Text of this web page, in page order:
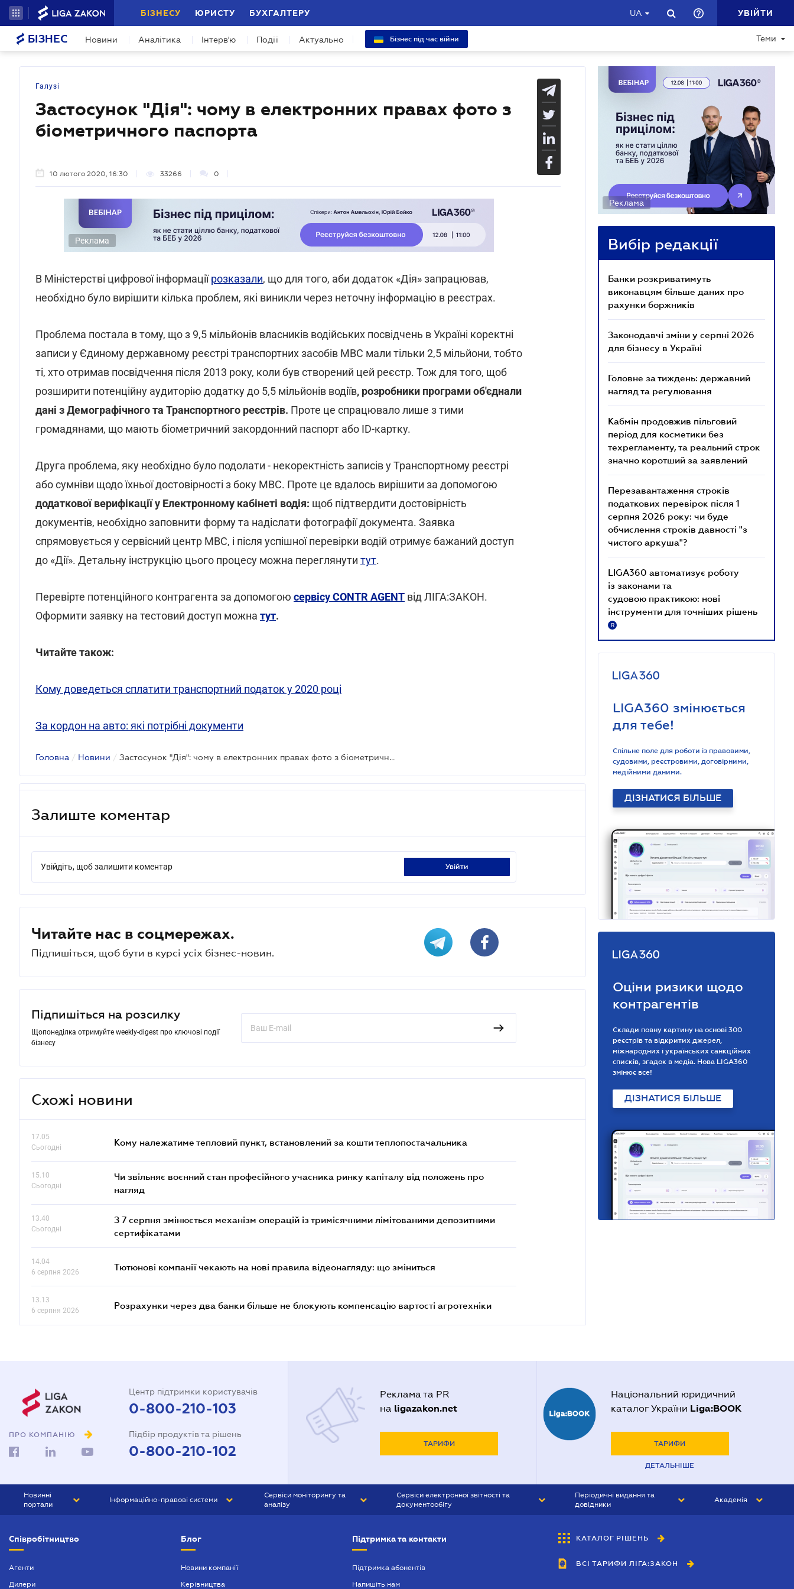
БІЗНЕСУ ЮРИСТУ БУХГАЛТЕРУ UA УВІЙТИ
БІЗНЕС Новини Аналітика Інтерв'ю Події Актуально Бізнес під час війни Теми
Галузі
Застосунок "Дія": чому в електронних правах фото з
біометричного паспорта
10 лютого 2020, 16:30 33266 0
Реклама
В Міністерстві цифрової інформаціїрозказали, що для того, аби додаток «Дія» запрацював,
необхідно було вирішити кілька проблем, які виникли через неточну інформацію в реєстрах.
Проблема постала в тому, що з 9,5 мільйонів власників водійських посвідчень в Україні коректні
записи у Єдиному державному реєстрі транспортних засобів МВС мали тільки 2,5 мільйони, тобто
ті, хто отримав посвідчення після 2013 року, коли був створений цей реєстр. Тож для того, щоб
розширити потенційну аудиторію додатку до 5,5 мільйонів водіїв, розробники програми об'єднали
дані з Демографічного та Транспортного реєстрів. Проте це спрацювало лише з тими
громадянами, що мають біометричний закордонний паспорт або ID-картку.
Друга проблема, яку необхідно було подолати - некоректність записів у Транспортному реєстрі
або сумніви щодо їхньої достовірності з боку МВС. Проте це вдалось вирішити за допомогою
додаткової верифікації у Електронному кабінеті водія: щоб підтвердити достовірність
документів, необхідно заповнити форму та надіслати фотографії документа. Заявка
спрямовується у сервісний центр МВС, і після успішної перевірки водій отримує бажаний доступ
до «Дії». Детальну інструкцію цього процесу можна переглянути тут.
Перевірте потенційного контрагента за допомогою сервісу CONTR AGENT від ЛІГА:ЗАКОН.
Оформити заявку на тестовий доступ можна тут.
Читайте також:
Кому доведеться сплатити транспортний податок у 2020 році
За кордон на авто: які потрібні документи
Головна / Новини / Застосунок "Дія": чому в електронних правах фото з біометричного паспорта
Залиште коментар
Увійдіть, щоб залишити коментар увійти
Читайте нас в соцмережах.
Підпишіться, щоб бути в курсі усіх бізнес-новин.
Підпишіться на розсилку
Щопонеділка отримуйте weekly-digest про ключові події
бізнесу
Схожі новини
17.05
Сьогодні
Кому належатиме тепловий пункт, встановлений за кошти теплопостачальника
15.10
Сьогодні
Чи звільняє воєнний стан професійного учасника ринку капіталу від положень про
нагляд
13.40
Сьогодні
З 7 серпня змінюється механізм операцій із тримісячними лімітованими депозитними
сертифікатами
14.04
6 серпня 2026
Тютюнові компанії чекають на нові правила відеонагляду: що зміниться
13.13
6 серпня 2026
Розрахунки через два банки більше не блокують компенсацію вартості агротехніки
Реклама
Вибір редакції
Банки розкриватимуть
виконавцям більше даних про
рахунки боржників
Законодавчі зміни у серпні 2026
для бізнесу в Україні
Головне за тиждень: державний
нагляд та регулювання
Кабмін продовжив пільговий
період для косметики без
техрегламенту, та реальний строк
значно коротший за заявлений
Перезавантаження строків
податкових перевірок після 1
серпня 2026 року: чи буде
обчислення строків давності "з
чистого аркуша"?
LIGA360 автоматизує роботу
із законами та
судовою практикою: нові
інструменти для точніших рішень
R
LIGA360 змінюється
для тебе!
Спільне поле для роботи із правовими,
судовими, реєстровими, договірними,
медійними даними.
ДІЗНАТИСЯ БІЛЬШЕ
Оціни ризики щодо
контрагентів
Склади повну картину на основі 300
реєстрів та відкритих джерел,
міжнародних і українських санкційних
списків, згадок в медіа. Нова LIGA360
змінює все!
ДІЗНАТИСЯ БІЛЬШЕ
ПРО КОМПАНІЮ
Центр підтримки користувачів
0-800-210-103
Підбір продуктів та рішень
0-800-210-102
Реклама та PR
на ligazakon.net
ТАРИФИ
Національний юридичний
каталог України Liga:BOOK
ТАРИФИ
ДЕТАЛЬНІШЕ
Новинні
портали
БІЗНЕС
Інформаційно-правові системи
БУХГАЛТЕР ПРОФ
Сервіси моніторингу та
аналізу
Сервіси електронної звітності та
документообігу
Періодичні видання та
довідники
БУХГАЛТЕР&ЗАКОН
ВІСНИК МСФЗ
Академія
Співробітництво
Агенти
Дилери
Блог
Новини компанії
Керівництва
Підтримка та контакти
Підтримка абонентів
Напишіть нам
КАТАЛОГ РІШЕНЬ
ВСІ ТАРИФИ ЛІГА:ЗАКОН